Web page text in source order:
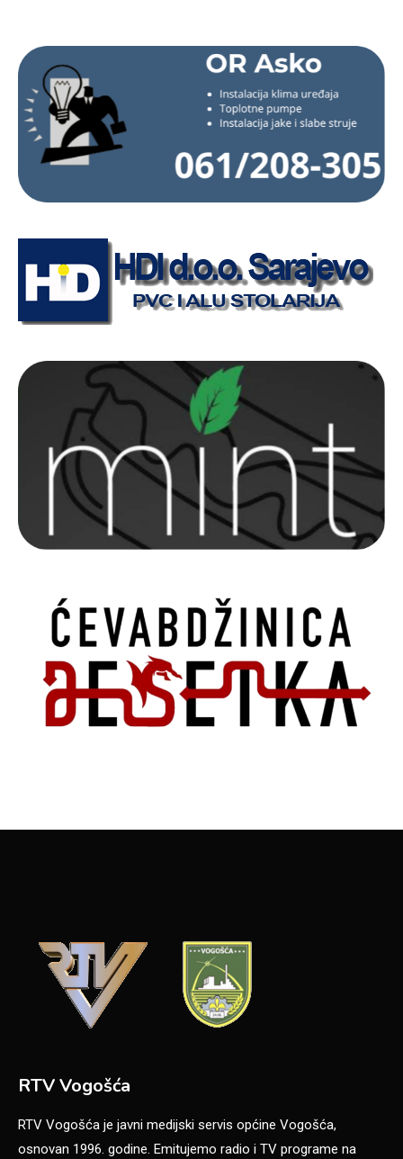
RTV Vogošća
RTV Vogošća je javni medijski servis općine Vogošća,
osnovan 1996. godine. Emitujemo radio i TV programe na